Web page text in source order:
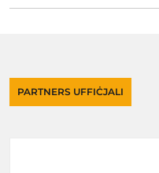
PARTNERS UFFIĊJALI